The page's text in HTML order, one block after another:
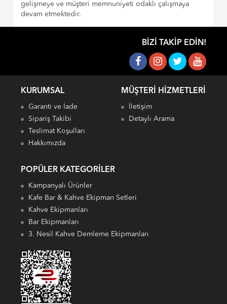
gelişmeye ve müşteri memnuniyeti odaklı çalışmaya
devam etmektedir.
BIZI TAKIP EDIN!
KURUMSAL
Garanti ve İade
Sipariş Takibi
Teslimat Koşulları
Hakkımızda
MÜŞTERI HIZMETLERI
İletişim
Detaylı Arama
POPÜLER KATEGORILER
Kampanyalı Ürünler
Kafe Bar & Kahve Ekipman Setleri
Kahve Ekipmanları
Bar Ekipmanları
3. Nesil Kahve Demleme Ekipmanları